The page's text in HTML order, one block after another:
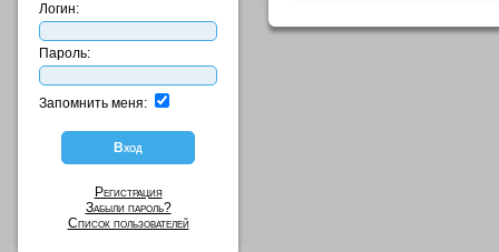
Логин:
Пароль:
Запомнить меня:
Регистрация
Забыли пароль?
Список пользователей